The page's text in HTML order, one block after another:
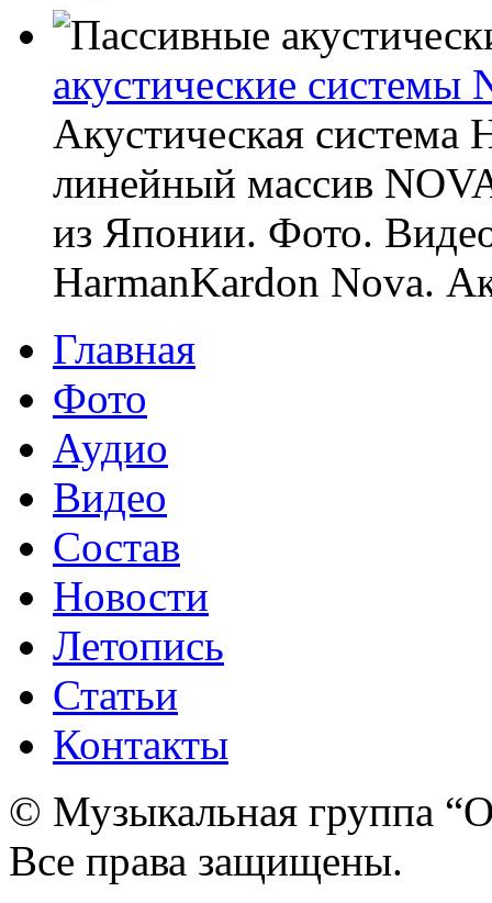
акустические системы
Акустическая
линейный массив
из Японии. Фото.
HarmanKardon Nova.
Главная
Фото
Аудио
Видео
Состав
Новости
Летопись
Статьи
Контакты
© Музыкальная группа
Все права защищены.